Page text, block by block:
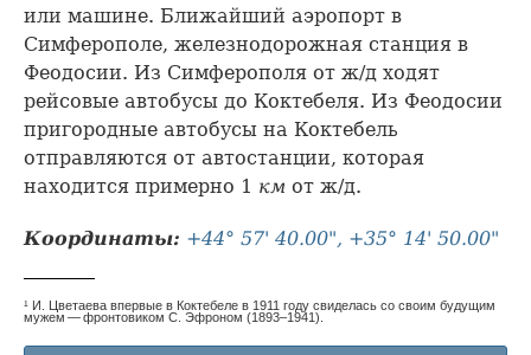
или машине. Ближайший аэропорт в
Симферополе, железнодорожная станция в
Феодосии. Из Симферополя от ж/д ходят
рейсовые автобусы до Коктебеля. Из Феодосии
пригородные автобусы на Коктебель
отправляются от автостанции, которая
находится примерно 1 км от ж/д.
Координаты: +44° 57' 40.00", +35° 14' 50.00"
¹ И. Цветаева впервые в Коктебеле в 1911 году свиделась со своим будущим
мужем — фронтовиком С. Эфроном (1893–1941).